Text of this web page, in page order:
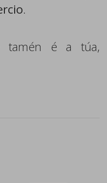
.
tamén é a túa,